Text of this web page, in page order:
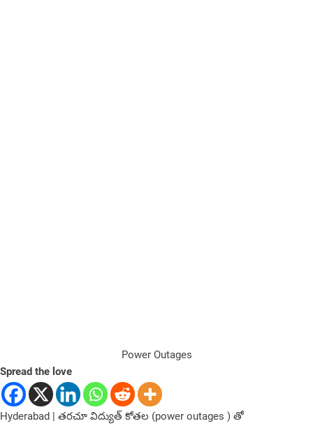
Power Outages
Spread the love
Hyderabad | తరచూ విద్యుత్ కోతల (power outages ) తో